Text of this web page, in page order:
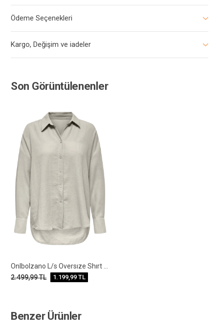
Ödeme Seçenekleri
Kargo, Değişim ve iadeler
Son Görüntülenenler
2.499,99TL 1.199,99 TL
Benzer Ürünler